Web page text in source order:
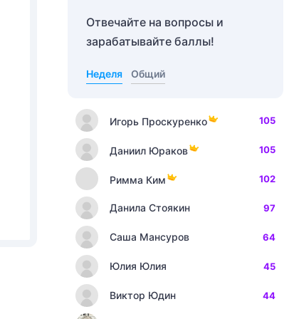
Отвечайте на вопросы и
зарабатывайте баллы!
Неделя Общий
Игорь Проскуренко 105
Даниил Юраков 105
Римма Ким 102
Данила Стоякин 97
Саша Мансуров 64
Юлия Юлия 45
Виктор Юдин 44